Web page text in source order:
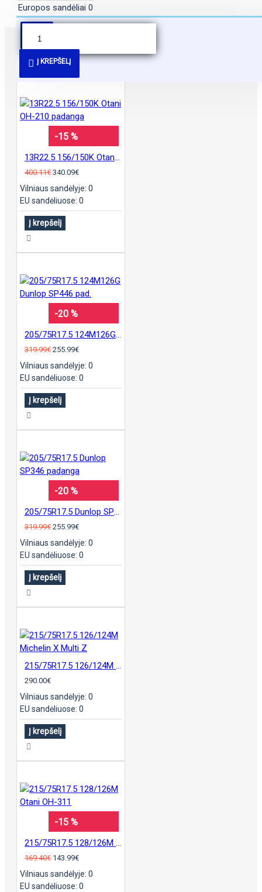
Europos sandėliai 0
Į KREPŠELĮ
PANAŠŪS PASIŪLYMAI
-15 %
13R22.5 156/150K Otani OH-210 padanga
400.11€ 340.09€
Vilniaus sandėlyje: 0
EU sandėliuose: 0
Į krepšelį
-20 %
205/75R17.5 124M126G Dunlop SP446 pad.
319.99€ 255.99€
Vilniaus sandėlyje: 0
EU sandėliuose: 0
Į krepšelį
-20 %
205/75R17.5 Dunlop SP346 padanga
319.99€ 255.99€
Vilniaus sandėlyje: 0
EU sandėliuose: 0
Į krepšelį
215/75R17.5 126/124M Michelin X Multi Z
290.00€
Vilniaus sandėlyje: 0
EU sandėliuose: 0
Į krepšelį
-15 %
215/75R17.5 128/126M Otani OH-311
169.40€ 143.99€
Vilniaus sandėlyje: 0
EU sandėliuose: 0